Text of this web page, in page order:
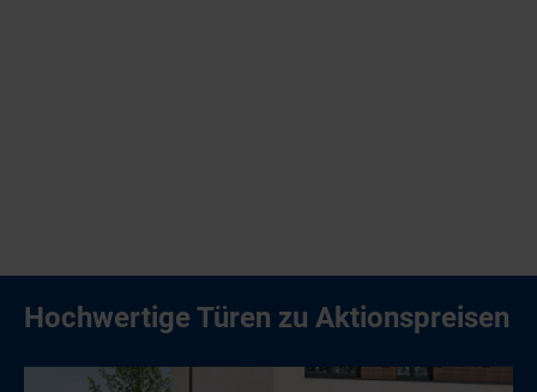
Hochwertige Türen zu Aktionspreisen